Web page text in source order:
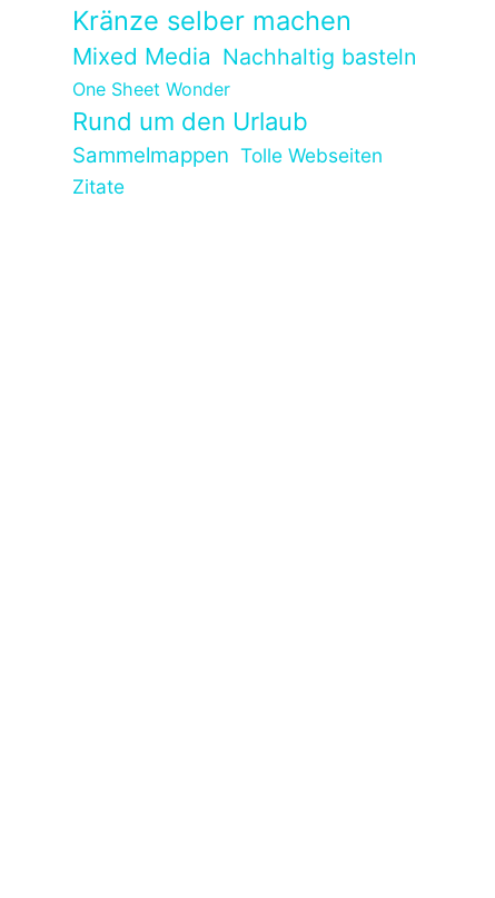
Kränze selber machen
Mixed Media Nachhaltig basteln
One Sheet Wonder
Rund um den Urlaub
Sammelmappen Tolle Webseiten
Zitate